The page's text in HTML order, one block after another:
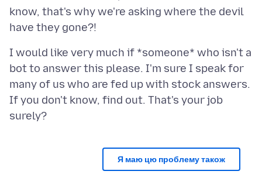
know, that's why we're asking where the devil
I would like very much if *someone* who isn't a
bot to answer this please. I'm sure I speak for
many of us who are fed up with stock answers.
If you don't know, find out. That's your job
Я маю цю проблему також